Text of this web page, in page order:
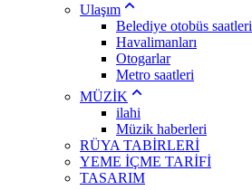
Ulaşım
Belediye otobüs saatleri
Havalimanları
Otogarlar
Metro saatleri
MÜZİK
ilahi
Müzik haberleri
RÜYA TABİRLERİ
YEME İÇME TARİFİ
TASARIM